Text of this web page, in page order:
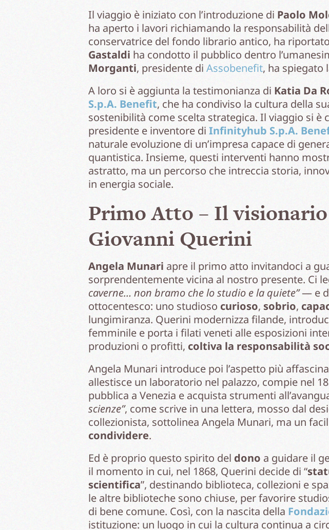
Il viaggio è iniziato con l’introduzione di Paolo
ha aperto i lavori richiamando la responsabilità
conservatrice del fondo librario antico, ha
Gastaldi ha condotto il pubblico dentro
Morganti, presidente di Assobenefit, ha spiegato
A loro si è aggiunta la testimonianza di Katia Da
S.p.A. Benefit, che ha condiviso la cultura della
sostenibilità come scelta strategica. Il viaggio si è
presidente e inventore di Infinityhub S.p.A.
naturale evoluzione di un’impresa capace di
quantistica. Insieme, questi interventi hanno
astratto, ma un percorso che intreccia storia,
in energia sociale.
Primo Atto – Il
Giovanni Querini
Angela Munari apre il primo atto invitandoci a
sorprendentemente vicina al nostro presente. Ci
caverne… non bramo che lo studio e la quiete”— e
ottocentesco: uno studioso curioso, sobrio,
lungimiranza. Querini modernizza filande,
femminile e porta i filati veneti alle esposizioni
produzioni o profitti, coltiva la responsabilità
Angela Munari introduce poi l’aspetto più
allestisce un laboratorio nel palazzo, compie nel
pubblica a Venezia e acquista strumenti
scienze”, come scrive in una lettera, mosso dal
collezionista, sottolinea Angela Munari, ma un
condividere.
Ed è proprio questo spirito del dono a guidare il
il momento in cui, nel 1868, Querini decide di “
scientifica”, destinando biblioteca, collezioni e
le altre biblioteche sono chiuse, per favorire
di bene comune. Così, con la nascita della
istituzione: un luogo in cui la cultura continua a